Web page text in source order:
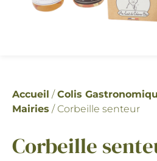
Accueil /Colis
Mairies / Corbeille senteur
Corbeille